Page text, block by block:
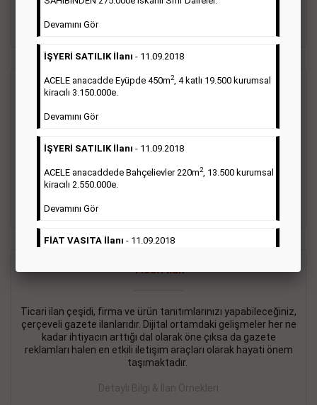
Detaylı Bilgi & İlan Örnekleri
Vasıta İlanı
Sarı sayfa ilanlar alım- satım, duyuru, mini reklam şeklinde
ifade edilebilen ilanlardır. Gazetelerin tirajını önemli ölçüde
etkilerler ve gazete gelirlerinin de önemli bir bölümünü
oluştururlar.Sabah sarı sayfa eleman ilanlarında 6 kelime
sayısı şartı aranmamaktadır.
Detaylı Bilgi & İlan Örnekleri
Ticari İlan
Ticari ilan çeşidi, firma ve ürün tanıtımlarınızı yapabileceğiniz,
çerçeveli gazete ilanlarıdır. Dijital ortamdaki gelişmeler her ne
kadar ihtiyacın arttığı dal olarak öne çıksa da gazete
reklamları halen en etkili iletişim araçları olarak hayati önem
taşımaktadır.
Detaylı Bilgi & İlan Örnekleri
Devamını Gör
İŞYERİ SATILIK İlanı - 11.09.2018
ACELE anacadde Eyüpde 450m2, 4 katlı 19.500 kurumsal
kiracılı 3.150.000e.
Devamını Gör
İŞYERİ SATILIK İlanı - 11.09.2018
ACELE anacaddede Bahçelievler 220m2, 13.500 kurumsal
kiracılı 2.550.000e.
Devamını Gör
FİAT VASITA İlanı - 11.09.2018
2.800.000e kurumsal mağaza.
BAKIRKÖY SATILIK İlanı- 11.09.2018
KARTALTEPEde kelepir 2+ 1 satılık daire